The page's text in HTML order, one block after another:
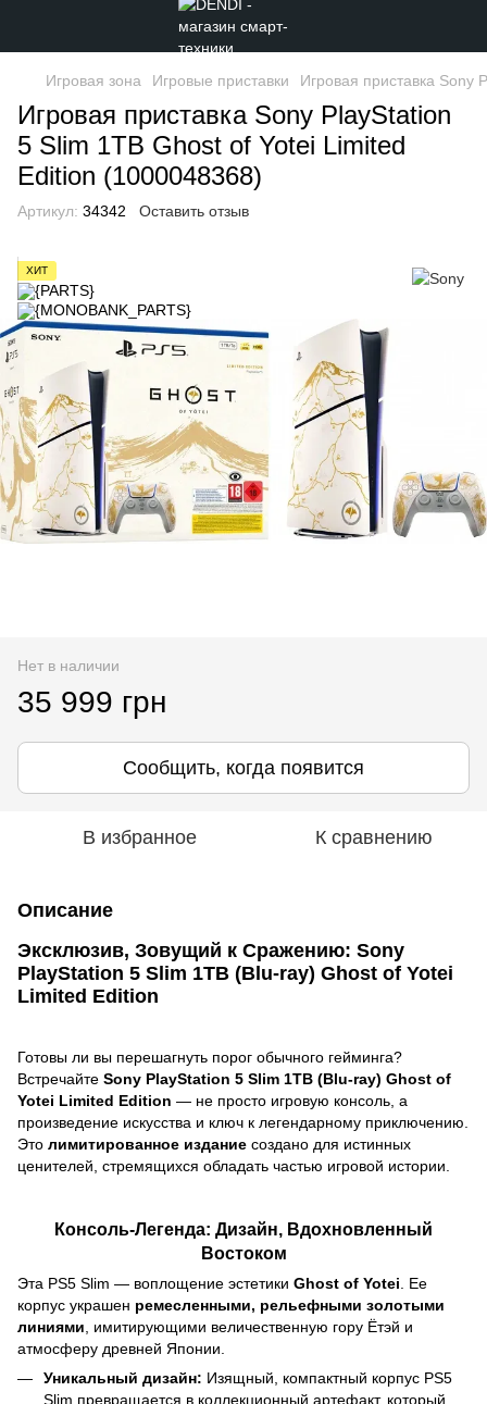
Игровая зона Игровые приставки Игровая приставка Sony
Игровая приставка Sony PlayStation
5 Slim 1TB Ghost of Yotei Limited
Edition (1000048368)
Артикул: 34342 Оставить отзыв
ХИТ
Нет в наличии
35 999 грн
Сообщить, когда появится
В избранное К сравнению
Описание
Эксклюзив, Зовущий к Сражению: Sony
PlayStation 5 Slim 1TB (Blu-ray) Ghost of Yotei
Limited Edition
Готовы ли вы перешагнуть порог обычного гейминга?
Встречайте Sony PlayStation 5 Slim 1TB (Blu-ray) Ghost of
Yotei Limited Edition — не просто игровую консоль, а
произведение искусства и ключ к легендарному приключению.
Это лимитированное издание создано для истинных
ценителей, стремящихся обладать частью игровой истории.
Консоль-Легенда: Дизайн, Вдохновленный
Востоком
Эта PS5 Slim — воплощение эстетики Ghost of Yotei . Ее
корпус украшен ремесленными, рельефными золотыми
линиями , имитирующими величественную гору Ётэй и
атмосферу древней Японии.
Уникальный дизайн: Изящный, компактный корпус PS5
Slim превращается в коллекционный артефакт, который